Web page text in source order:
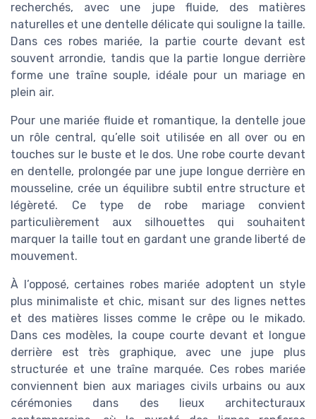
recherchés, avec une jupe fluide, des matières
naturelles et une dentelle délicate qui souligne la taille.
Dans ces robes mariée, la partie courte devant est
souvent arrondie, tandis que la partie longue derrière
forme une traîne souple, idéale pour un mariage en
plein air.
Pour une mariée fluide et romantique, la dentelle joue
un rôle central, qu’elle soit utilisée en all over ou en
touches sur le buste et le dos. Une robe courte devant
en dentelle, prolongée par une jupe longue derrière en
mousseline, crée un équilibre subtil entre structure et
légèreté. Ce type de robe mariage convient
particulièrement aux silhouettes qui souhaitent
marquer la taille tout en gardant une grande liberté de
mouvement.
À l’opposé, certaines robes mariée adoptent un style
plus minimaliste et chic, misant sur des lignes nettes
et des matières lisses comme le crêpe ou le mikado.
Dans ces modèles, la coupe courte devant et longue
derrière est très graphique, avec une jupe plus
structurée et une traîne marquée. Ces robes mariée
conviennent bien aux mariages civils urbains ou aux
cérémonies dans des lieux architecturaux